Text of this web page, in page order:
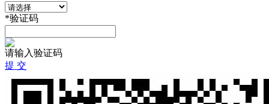
*验证码
请输入验证码
提 交